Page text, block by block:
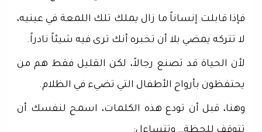
فإذا قابلت إنساناً ما زال يملك تلك اللمعة في عينيه،
لا تتركه يمضي بلا أن تخبره أنك ترى فيه شيئاً نادراً.
لأن الحياة قد تصنع رجالاً، لكن القليل فقط هم من
يحتفظون بأرواح الأطفال التي تضيء في الظلام.
وهنا، قبل أن تودع هذه الكلمات، اسمح لنفسك أن